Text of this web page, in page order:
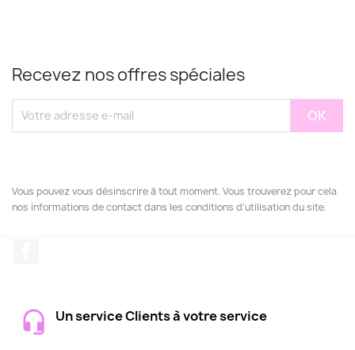
Recevez nos offres spéciales
Vous pouvez vous désinscrire à tout moment. Vous trouverez pour cela
nos informations de contact dans les conditions d'utilisation du site.
Un service Clients à votre service